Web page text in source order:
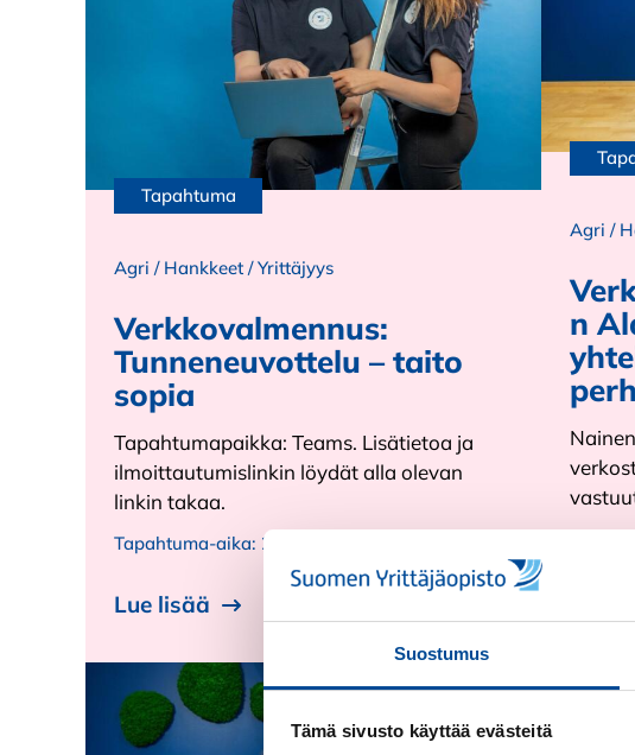
Suostumus
Tämä sivusto käyttää evästeitä
Tapahtuma
Agri / Hankkeet /Yrittäjyys
Verkkovalmennus:
Tunneneuvottelu – taito
sopia
Tapahtumapaikka: Teams. Lisätietoa ja
ilmoittautumislinkin löydät alla olevan
linkin takaa.
Tapahtuma-aika: 28.10.2026 - 28.10.2026
Lue lisää
Agri /
n